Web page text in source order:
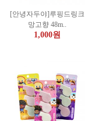
[안녕자두야]루핑드링크
망고향 48m..
1,000원